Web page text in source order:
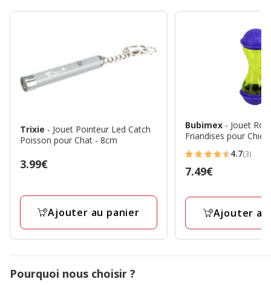
Trixie - Jouet Pointeur Led Catch
Poisson pour Chat - 8cm
Prix
3.99€
Ajouter au panier
Bubimex - Jouet
Friandises pour
4.7
étoiles
3
4.7(3)
Prix
7.49€
Ajouter
Pourquoi nous choisir ?